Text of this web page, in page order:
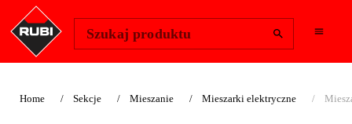
Szukaj produktu
Home Sekcje Mieszanie Mieszarki elektryczne